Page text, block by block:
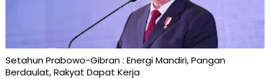
Setahun Prabowo-Gibran : Energi Mandiri, Pangan
Berdaulat, Rakyat Dapat Kerja